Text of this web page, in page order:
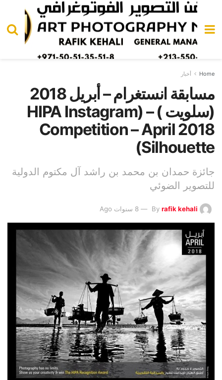
Home أخبار
مسابقة انستغرام – أبريل 2018
(سلويت ) – (HIPA Instagram
Competition – April 2018
(Silhouette
جائزة حمدان بن محمد بن راشد آل مكتوم الدولية
للتصوير الضوئي
By rafik kehali 8 سنوات Ago